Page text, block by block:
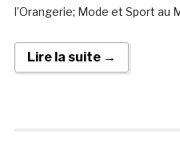
l’Orangerie; Mode et Sport au
Lire la suite →